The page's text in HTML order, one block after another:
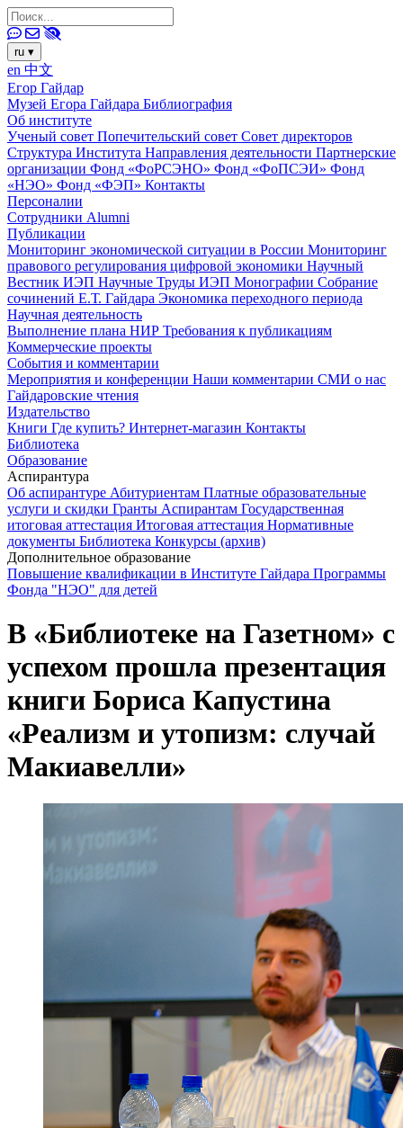
ru ▾
en 中文
Егор Гайдар
Музей Егора Гайдара Библиография
Об институте
Ученый совет Попечительский совет Совет директоров
Структура Института Направления деятельности Партнерские
организации Фонд «ФоРСЭНО» Фонд «ФоПСЭИ» Фонд
«НЭО» Фонд «ФЭП» Контакты
Персоналии
Сотрудники Alumni
Публикации
Мониторинг экономической ситуации в России Мониторинг
правового регулирования цифровой экономики Научный
Вестник ИЭП Научные Труды ИЭП Монографии Собрание
сочинений Е.Т. Гайдара Экономика переходного периода
Научная деятельность
Выполнение плана НИР Требования к публикациям
Коммерческие проекты
События и комментарии
Мероприятия и конференции Наши комментарии СМИ о нас
Гайдаровские чтения
Издательство
Книги Где купить? Интернет-магазин Контакты
Библиотека
Образование
Аспирантура
Об аспирантуре Абитуриентам Платные образовательные
услуги и скидки Гранты Аспирантам Государственная
итоговая аттестация Итоговая аттестация Нормативные
документы Библиотека Конкурсы (архив)
Дополнительное образование
Повышение квалификации в Институте Гайдара Программы
Фонда "НЭО" для детей
В «Библиотеке на Газетном» с
успехом прошла презентация
книги Бориса Капустина
«Реализм и утопизм: случай
Макиавелли»